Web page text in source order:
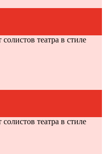
театра в стиле
театра в стиле